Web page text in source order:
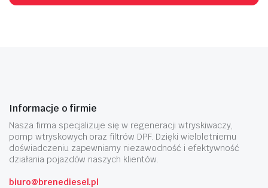
Informacje o firmie
Nasza firma specjalizuje się w regeneracji wtryskiwaczy,
pomp wtryskowych oraz filtrów DPF. Dzięki wieloletniemu
doświadczeniu zapewniamy niezawodność i efektywność
działania pojazdów naszych klientów.
biuro@brenediesel.pl